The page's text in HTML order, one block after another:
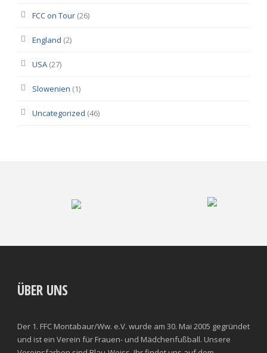
FCC on Tour (26)
England (2)
USA (27)
Slowenien (1)
Uncategorized (46)
ÜBER UNS
Der 1. FFC Montabaur/Ww. e.V. wurde am 30. Mai 2005 gegründet
und ist ein Verein für Frauen- und Mädchenfußball. Unsere